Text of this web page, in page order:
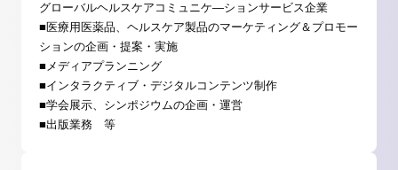
グローバルヘルスケアコミュニケ―ションサービス企業
■医療用医薬品、ヘルスケア製品のマーケティング＆プロモー
ションの企画・提案・実施
■メディアプランニング
■インタラクティブ・デジタルコンテンツ制作
■学会展示、シンポジウムの企画・運営
■出版業務 等